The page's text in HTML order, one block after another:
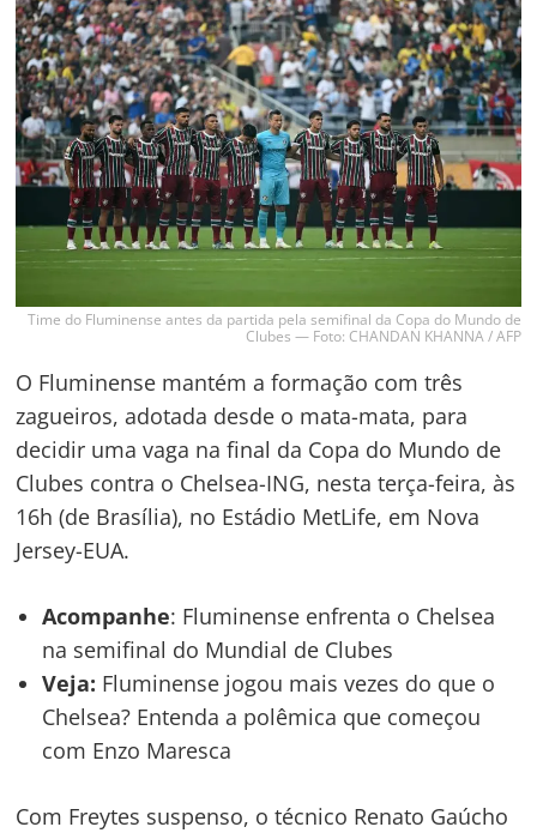
Time do Fluminense antes da partida pela semifinal da Copa do Mundo de
Clubes — Foto: CHANDAN KHANNA / AFP
O Fluminense mantém a formação com três
zagueiros, adotada desde o mata-mata, para
decidir uma vaga na final da Copa do Mundo de
Clubes contra o Chelsea-ING, nesta terça-feira, às
16h (de Brasília), no Estádio MetLife, em Nova
Jersey-EUA.
Acompanhe: Fluminense enfrenta o Chelsea
na semifinal do Mundial de Clubes
Veja: Fluminense jogou mais vezes do que o
Chelsea? Entenda a polêmica que começou
com Enzo Maresca
Com Freytes suspenso, o técnico Renato Gaúcho